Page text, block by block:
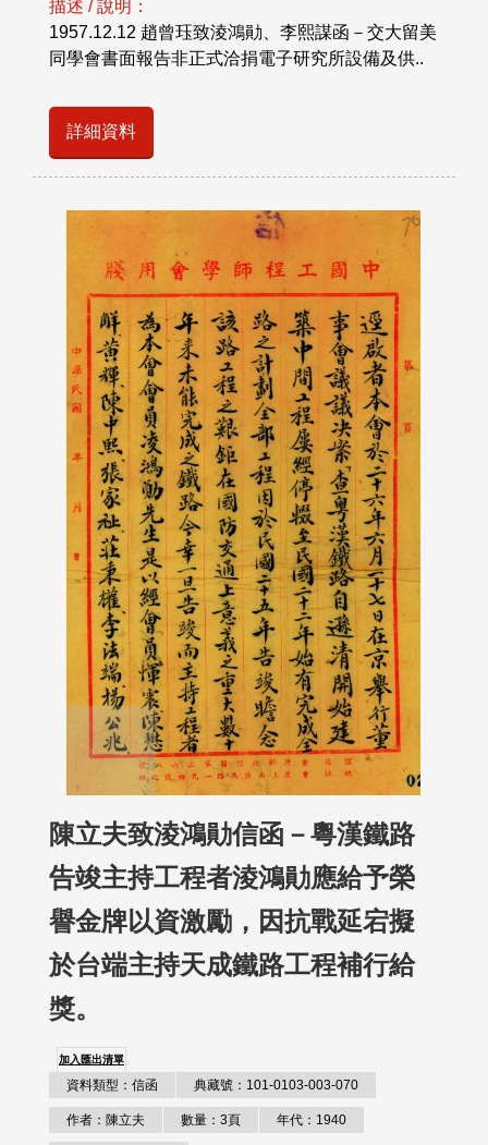
描述 / 說明：
1957.12.12 趙曾珏致淩鴻勛、李熙謀函－交大留美
同學會書面報告非正式洽捐電子研究所設備及供..
詳細資料
陳立夫致淩鴻勛信函－粵漢鐵路
告竣主持工程者淩鴻勛應給予榮
譽金牌以資激勵，因抗戰延宕擬
於台端主持天成鐵路工程補行給
獎。
加入匯出清單
資料類型：信函 典藏號：101-0103-003-070
作者：陳立夫 數量：3頁 年代：1940